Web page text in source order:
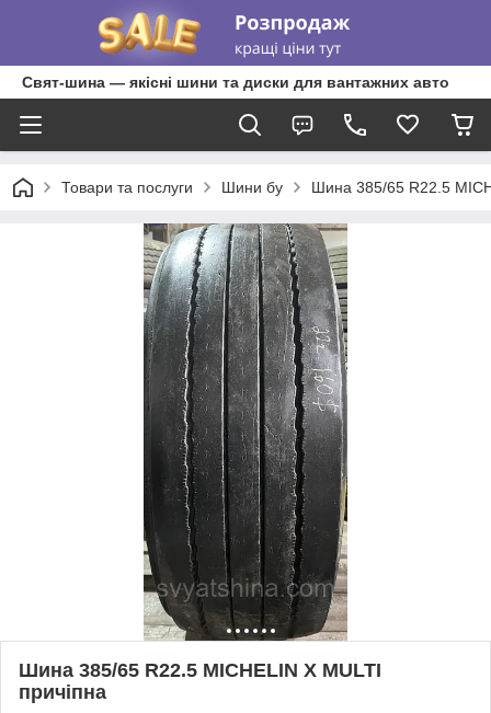
Свят-шина — якісні шини та диски для вантажних авто
Товари та послуги Шини бу Шина 385/65 R22.5
Шина 385/65 R22.5 MICHELIN X MULTI
причіпна